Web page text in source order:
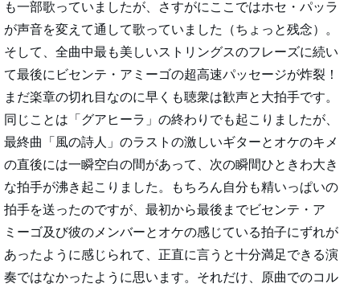
も一部歌っていましたが、さすがにここではホセ・パッラ
が声音を変えて通して歌っていました（ちょっと残念）。
そして、全曲中最も美しいストリングスのフレーズに続い
て最後にビセンテ・アミーゴの超高速パッセージが炸裂！
まだ楽章の切れ目なのに早くも聴衆は歓声と大拍手です。
同じことは「グアヒーラ」の終わりでも起こりましたが、
最終曲「風の詩人」のラストの激しいギターとオケのキメ
の直後には一瞬空白の間があって、次の瞬間ひときわ大き
な拍手が沸き起こりました。もちろん自分も精いっぱいの
拍手を送ったのですが、最初から最後までビセンテ・ア
ミーゴ及び彼のメンバーとオケの感じている拍子にずれが
あったように感じられて、正直に言うと十分満足できる演
奏ではなかったように思います。それだけ、原曲でのコル